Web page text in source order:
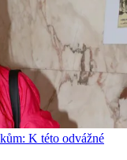
K této odvážné